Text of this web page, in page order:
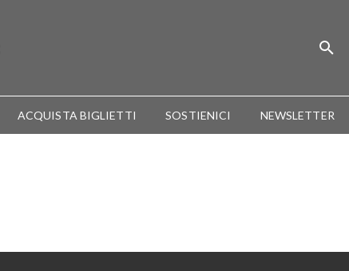
ACQUISTA BIGLIETTI SOSTIENICI NEWSLETTER